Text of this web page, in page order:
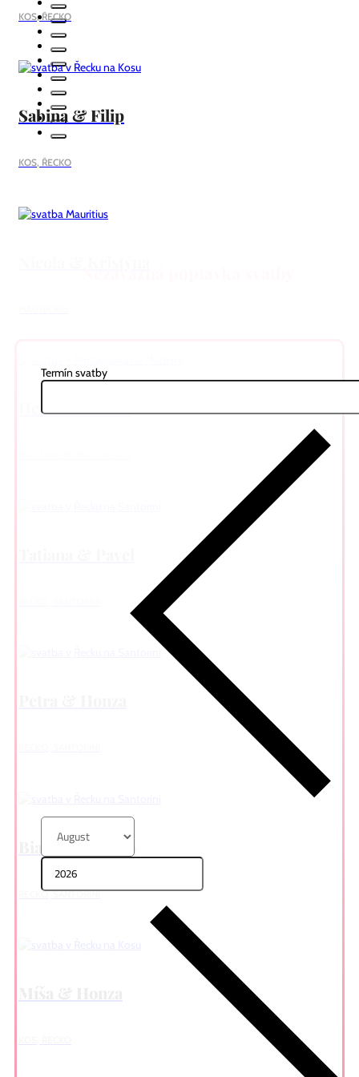
KOS, ŘECKO
Sabina & Filip
KOS, ŘECKO
Helena & Pavel
Bianka & Mário
ŘECKO, SANTORINI
Termín svatby